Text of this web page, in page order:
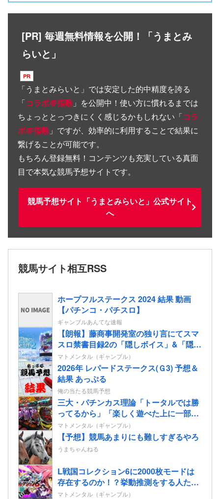
[PR] 毎週無料情報を公開！「うまとみ
らいと」
「うまとみらいと 」では安定した的中精度を誇る
「コラボ＠指数 」を公開中！使い方に慣れるまでは
ちょっととっつきにくく感じるかもしれない「コラ
ボ＠指数 」ですが、効率的に利用することで結果に
繋げることが可能です。
もちろん登録無料！コンテンツも充実している真面
目で本気な競馬予想サイトです。
競馬予想サイト「うまとみらいと」公式サイト
へ
競馬サイト相互RSS
ホープフルステークス 2024 結果 動画
【パチンコ・パチスロ】
ギャンブルあんてな速報
【朗報】藤商事開発室の独り言にてスマ
スロ禁書目録2の「隠しボイス」&「隠し
楽曲（telepath/Real）」解放コマンドが
公開される！
マトメンタル（ギャンブル）
2026年 レパードステークス(Ｇ3) 予想＆
結果 あっぷる
俺の当たる競馬予想
三大・パチンカス理論「トータルでは勝
ってるから」「楽しく遊べた上に一部還
元なんてむしろ良心的だよね」
マトメンタル（ギャンブル）
【予想】競馬あまりにも難しすぎるやろ
うまちゃんねる
L戦国コレクション6に2000枚モードは
存在するのか！？挙動推測をする人たち
も…
マトメンタル（ギャンブル）